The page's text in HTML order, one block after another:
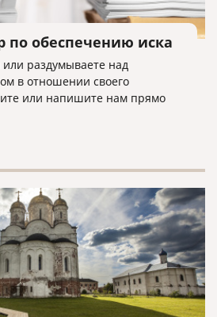
по обеспечению иска
раздумываете над
в отношении своего
или напишите нам прямо